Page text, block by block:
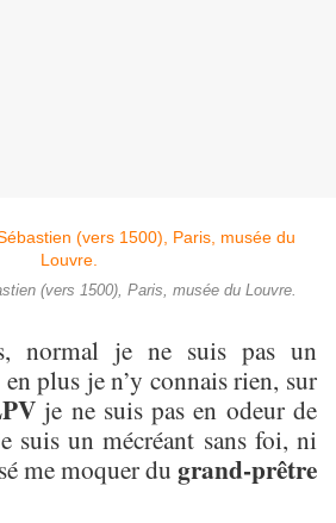
(vers 1500), Paris, musée du Louvre.
normal je ne suis pas un
plus je n’y connais rien, sur
je ne suis pas en odeur de
suis un mécréant sans foi, ni
me moquer du grand-prêtre